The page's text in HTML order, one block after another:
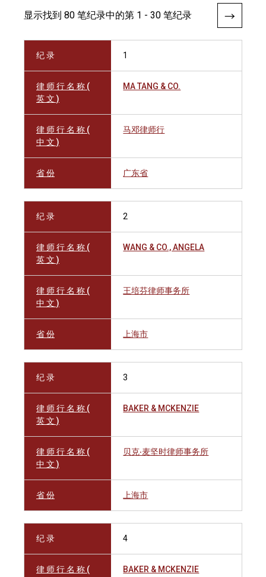
显示找到 80 笔纪录中的第 1 - 30 笔纪录
纪 录 1
律 师 行 名 称 (
英 文 )
MA TANG & CO.
律 师 行 名 称 (
中 文 )
马邓律师行
省 份 广东省
纪 录 2
律 师 行 名 称 (
英 文 )
WANG & CO., ANGELA
律 师 行 名 称 (
中 文 )
王培芬律师事务所
省 份 上海市
纪 录 3
律 师 行 名 称 (
英 文 )
BAKER & MCKENZIE
律 师 行 名 称 (
中 文 )
贝克‧麦坚时律师事务所
省 份 上海市
纪 录 4
律 师 行 名 称 (
BAKER & MCKENZIE